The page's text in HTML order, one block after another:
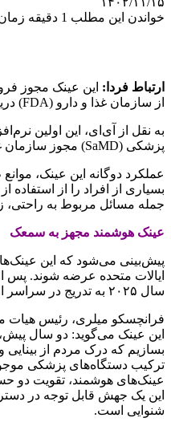
خواندن این مطلب 1 دقیقه زمان میبرد
ارتباط فردا: این عینک مجوز
از سازمان غذا و دارو (FDA) دریافت کرده است.
به نقل از آی‌ای، این اولین
پزشکی (SaMD) مجوز سازمان غذا و دارو را دریافت می‌کند.
عملکرد دوگانه این عینک،
بسیاری از افراد را از
جمله مسائل مربوط به
عینک هوشمند مجهز به سمعک
ایالات متحده عرضه شوند. پس
سال ۲۰۲۵ به تدریج در سراسر اروپا آن را عرضه کند.
فرانچسکو میلری، رئیس هیات
این عینک می‌گوید: دو سال
بسازیم که درک مردم از بینایی
ترکیب دستگاه‌های پزشکی
عینک‌های هوشمند، تقویت دو
این یک جهش قابل توجه در
شنوایی است.